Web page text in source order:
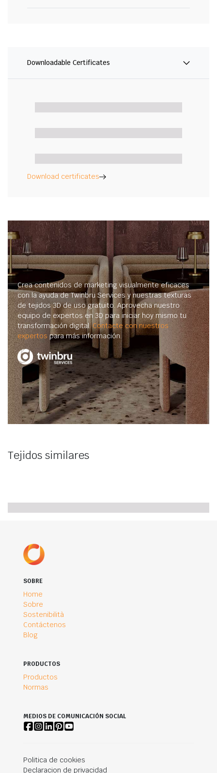
Downloadable Certificates
Download certificates
Crea contenidos de marketing visualmente eficaces
con la ayuda de Twinbru Services y nuestras texturas
de tejidos 3D de uso gratuito. Aprovecha nuestro
equipo de expertos en 3D para iniciar hoy mismo tu
transformación digital.Contacte con nuestros
expertos para más información.
Tejidos similares
SOBRE
Home
Sobre
Sostenibilità
Contáctenos
Blog
PRODUCTOS
Productos
Normas
MEDIOS DE COMUNICACIÓN SOCIAL
Politica de cookies
Declaracion de privacidad